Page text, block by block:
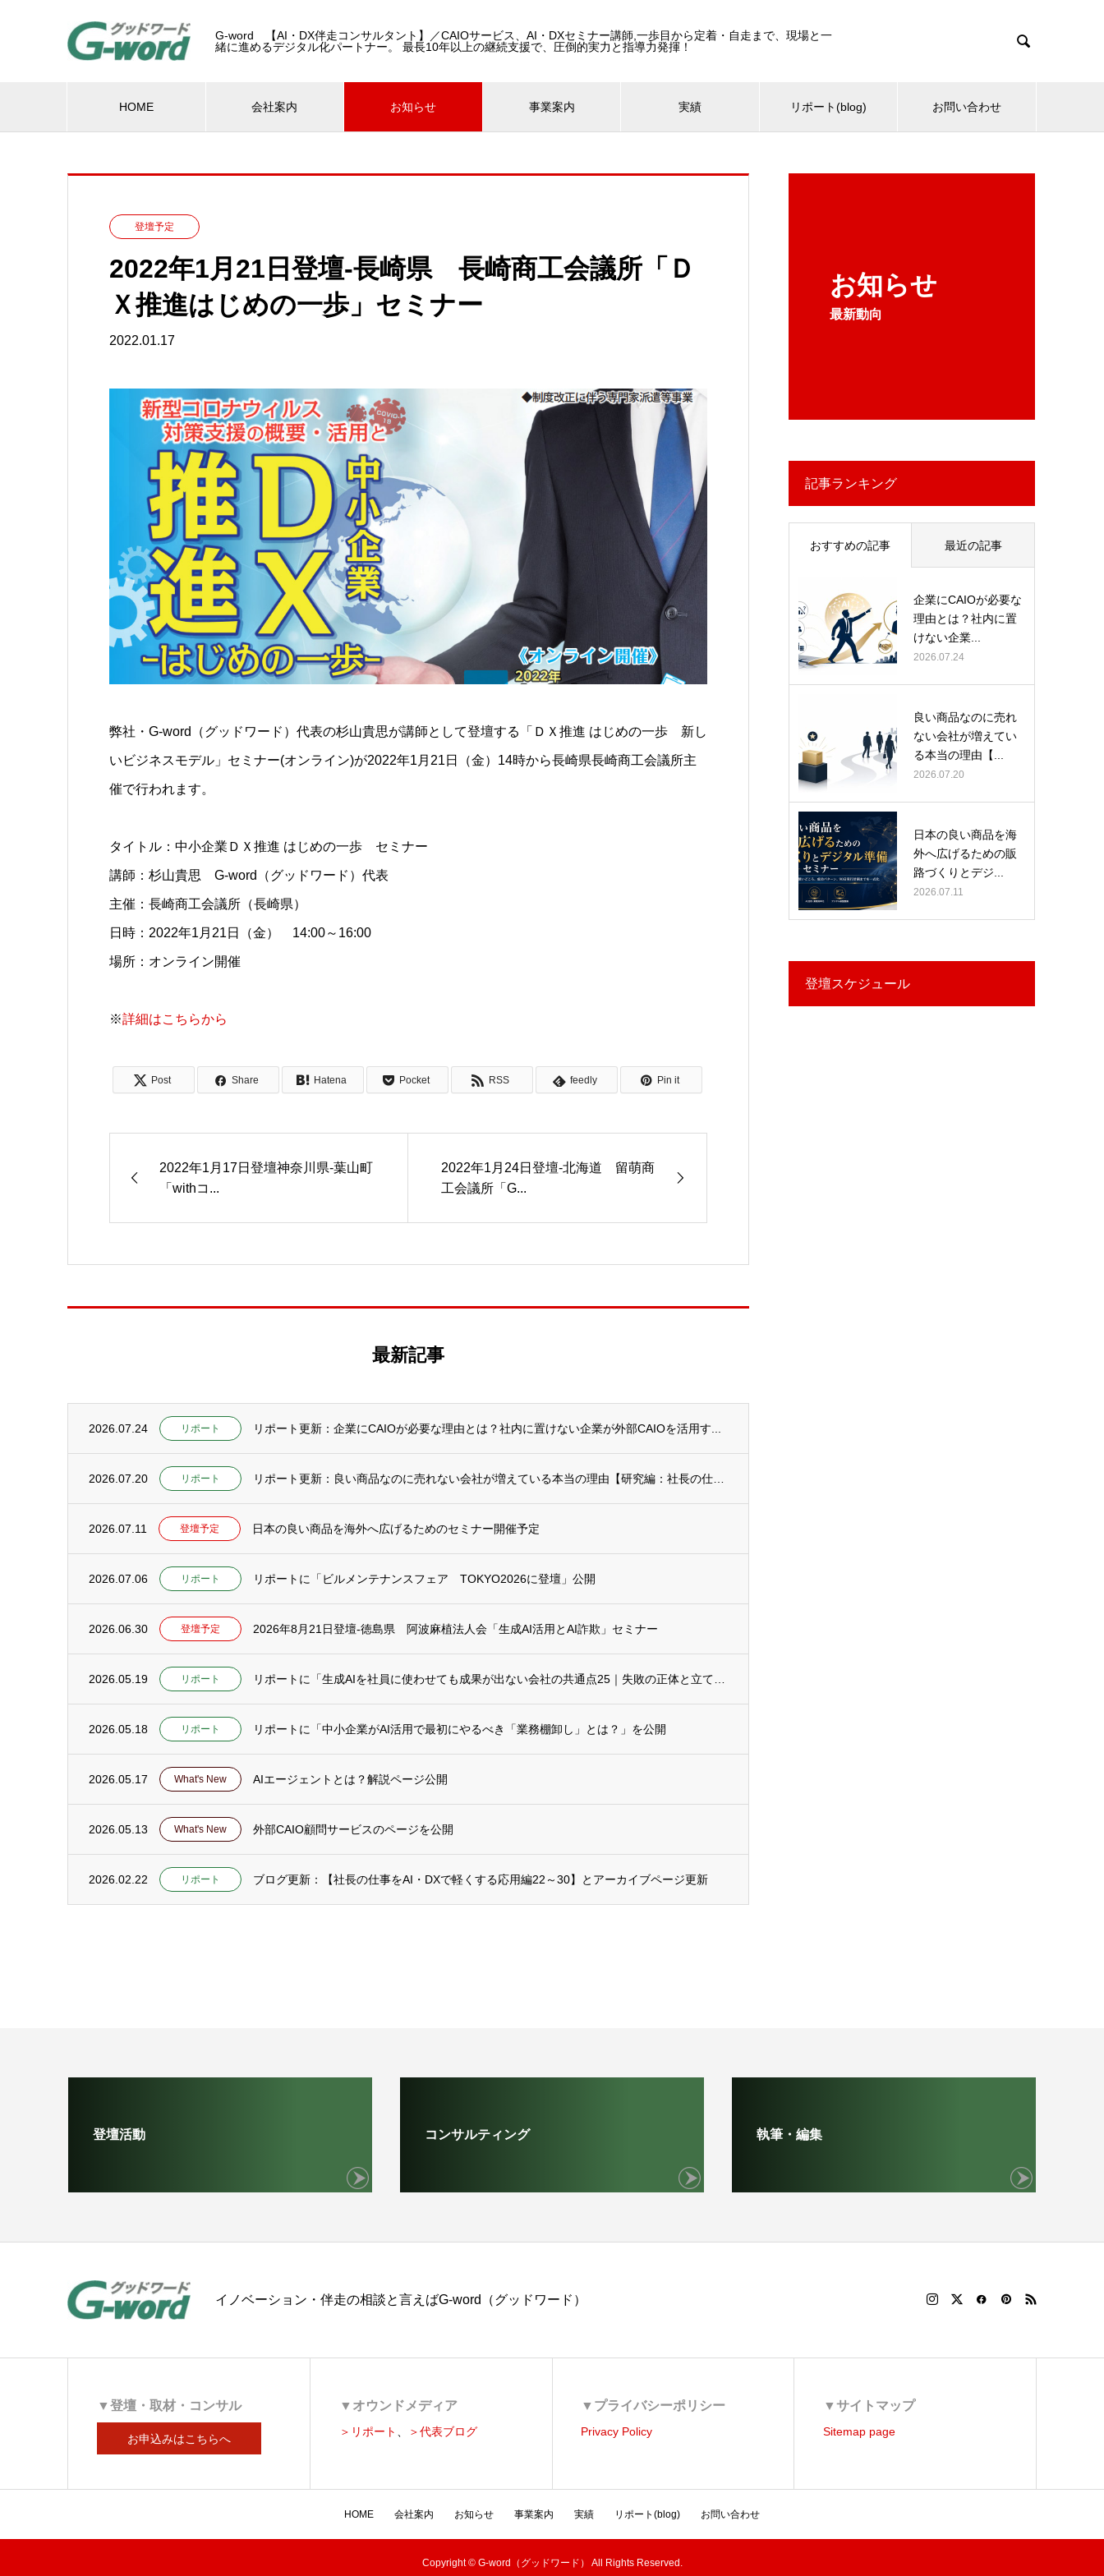
G-word 【AI・DX伴走コンサルタント】／CAIOサービス、AI・DXセミナー講師,一歩目から定着・自走まで、現場と一
緒に進めるデジタル化パートナー。 最長10年以上の継続支援で、圧倒的実力と指導力発揮！

HOME 会社案内 お知らせ 事業案内 実績 リポート(blog) お問い合わせ
お知らせ
最新動向
登壇予定
2022年1月21日登壇-長崎県 長崎商工会議所「Ｄ
Ｘ推進はじめの一歩」セミナー
2022.01.17
弊社・G-word（グッドワード）代表の杉山貴思が講師として登壇する「ＤＸ推進 はじめの一歩 新し
いビジネスモデル」セミナー(オンライン)が2022年1月21日（金）14時から長崎県長崎商工会議所主
催で行われます。
タイトル：中小企業ＤＸ推進 はじめの一歩 セミナー
講師：杉山貴思 G-word（グッドワード）代表
主催：長崎商工会議所（長崎県）
日時：2022年1月21日（金） 14:00～16:00
場所：オンライン開催
※詳細はこちらから
Post Share Hatena Pocket RSS feedly Pin it
2022年1月17日登壇神奈川県-葉山町
「withコ...
2022年1月24日登壇-北海道 留萌商
工会議所「G...
最新記事
2026.07.24 リポート リポート更新：企業にCAIOが必要な理由とは？社内に置けない企業が外部CAIOを活用す...
2026.07.20 リポート リポート更新：良い商品なのに売れない会社が増えている本当の理由【研究編：社長の仕事をA...
2026.07.11 登壇予定 日本の良い商品を海外へ広げるためのセミナー開催予定
2026.07.06 リポート リポートに「ビルメンテナンスフェア TOKYO2026に登壇」公開
2026.06.30 登壇予定 2026年8月21日登壇-徳島県 阿波麻植法人会「生成AI活用とAI詐欺」セミナー
2026.05.19 リポート リポートに「生成AIを社員に使わせても成果が出ない会社の共通点25｜失敗の正体と立て直...
2026.05.18 リポート リポートに「中小企業がAI活用で最初にやるべき「業務棚卸し」とは？」を公開
2026.05.17 What's New AIエージェントとは？解説ページ公開
2026.05.13 What's New 外部CAIO顧問サービスのページを公開
2026.02.22 リポート ブログ更新：【社長の仕事をAI・DXで軽くする応用編22～30】とアーカイブページ更新
記事ランキング
おすすめの記事 最近の記事
企業にCAIOが必要な
理由とは？社内に置
けない企業...
2026.07.24
良い商品なのに売れ
ない会社が増えてい
る本当の理由【...
2026.07.20
日本の良い商品を海
外へ広げるための販
路づくりとデジ...
2026.07.11
登壇スケジュール
登壇活動 コンサルティング 執筆・編集
イノベーション・伴走の相談と言えばG-word（グッドワード）
▼登壇・取材・コンサル
お申込みはこちらへ
▼オウンドメディア
＞リポート 、 ＞代表ブログ
▼プライバシーポリシー
Privacy Policy
▼サイトマップ
Sitemap page
HOME 会社案内 お知らせ 事業案内 実績 リポート(blog) お問い合わせ
Copyright © G-word（グッドワード） All Rights Reserved.